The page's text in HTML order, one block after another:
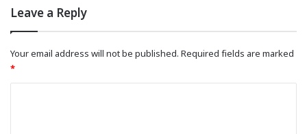
Leave a Reply
Your email address will not be published. Required fields are marked
*